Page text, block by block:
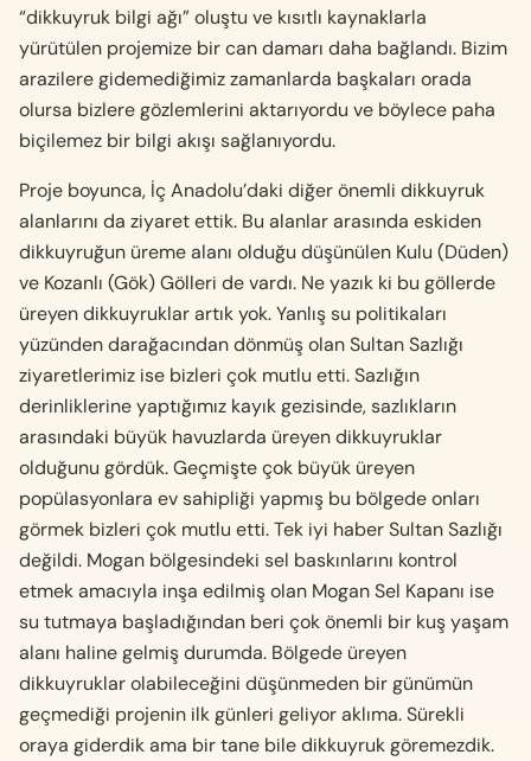
“dikkuyruk bilgi ağı” oluştu ve kısıtlı kaynaklarla
yürütülen projemize bir can damarı daha bağlandı. Bizim
arazilere gideme­diğimiz zamanlarda başkaları orada
olursa bizlere gözlemlerini aktarıyordu ve böylece paha
biçilemez bir bilgi akışı sağlanıyordu.
Proje boyunca, İç Anadolu’daki diğer önemli dik­kuyruk
alanlarını da ziyaret ettik. Bu alanlar ara­sında eskiden
dikkuyruğun üreme alanı olduğu dü­şünülen Kulu (Düden)
ve Kozanlı (Gök) Gölleri de vardı. Ne yazık ki bu göllerde
üreyen dikkuyruklar artık yok. Yanlış su politikaları
yüzünden darağacından dönmüş olan Sultan Sazlığı
ziyaretlerimiz ise bizleri çok mutlu etti. Sazlığın
derinliklerine yaptı­ğımız kayık gezisinde, sazlıkların
arasındaki büyük havuzlarda üreyen dikkuyruklar
olduğunu gördük. Geçmişte çok büyük üreyen
popülasyonlara ev sahipliği yapmış bu bölgede onları
görmek bizleri çok mutlu etti. Tek iyi haber Sultan Sazlığı
değildi. Mogan bölgesindeki sel baskınlarını kontrol
etmek amacıyla inşa edilmiş olan Mogan Sel Kapanı ise
su tutmaya başladığından beri çok önemli bir kuş ya­şam
alanı haline gelmiş durumda. Bölgede üreyen
dikkuyruklar olabileceğini düşünmeden bir günü­mün
geçmediği projenin ilk günleri geliyor aklıma. Sürekli
oraya giderdik ama bir tane bile dikkuyruk göremezdik.